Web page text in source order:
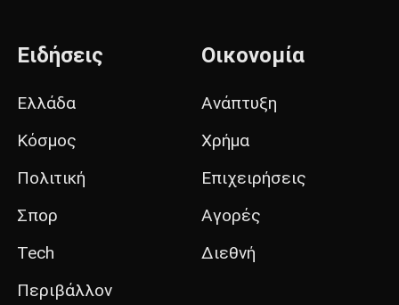
Ειδήσεις
Ελλάδα
Κόσμος
Πολιτική
Σπορ
Tech
Περιβάλλον
Οικονομία
Ανάπτυξη
Χρήμα
Επιχειρήσεις
Αγορές
Διεθνή